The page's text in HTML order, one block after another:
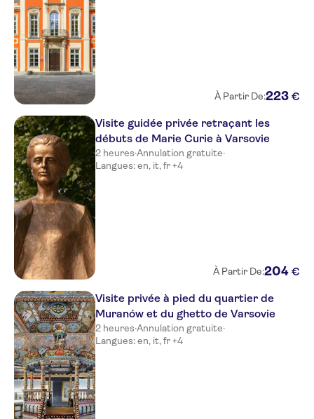
À Partir De:223 €
Visite guidée privée retraçant les
débuts de Marie Curie à Varsovie
2 heures·Annulation gratuite·
Langues: en, it, fr +4
À Partir De:204 €
Visite privée à pied du quartier de
Muranów et du ghetto de Varsovie
2 heures·Annulation gratuite·
Langues: en, it, fr +4